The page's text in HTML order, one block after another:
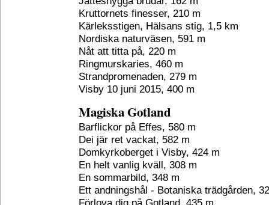
Kruttornets finesser, 210 m
Kärleksstigen, Hälsans stig, 1,5 km
Nordiska naturväsen, 591 m
Nåt att titta på, 220 m
Ringmurskaries, 460 m
Strandpromenaden, 279 m
Visby 10 juni 2015, 400 m
Magiska Gotland
Barflickor på Effes, 580 m
Dei jär ret vackat, 582 m
Domkyrkoberget i Visby, 424 m
En helt vanlig kväll, 308 m
En sommarbild, 348 m
Ett andningshål - Botaniska trädgården,
Förlova dig på Gotland, 435 m